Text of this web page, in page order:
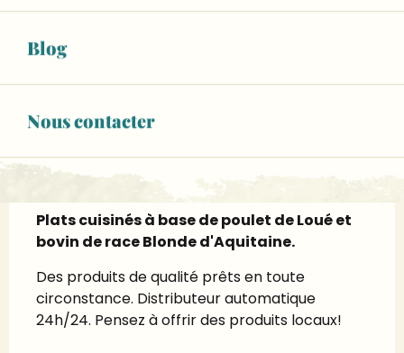
Blog
Nous contacter
Plats cuisinés à base de poulet de Loué et
bovin de race Blonde d'Aquitaine.
Des produits de qualité prêts en toute
circonstance. Distributeur automatique
24h/24. Pensez à offrir des produits locaux!